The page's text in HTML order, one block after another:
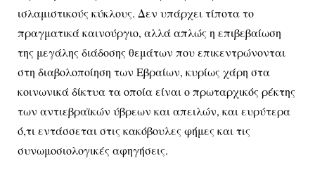
ισλαμιστικούς κύκλους. Δεν υπάρχει τίποτα το
πραγματικά καινούργιο, αλλά απλώς η επιβεβαίωση
της μεγάλης διάδοσης θεμάτων που επικεντρώνονται
στη διαβολοποίηση των Εβραίων, κυρίως χάρη στα
κοινωνικά δίκτυα τα οποία είναι ο πρωταρχικός ρέκτης
των αντιεβραϊκών ύβρεων και απειλών, και ευρύτερα
ό,τι εντάσσεται στις κακόβουλες φήμες και τις
συνωμοσιολογικές αφηγήσεις.